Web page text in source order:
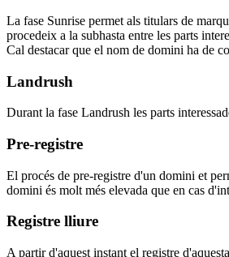
La fase Sunrise permet als titulars de
procedeix a la subhasta entre les parts
Cal destacar que el nom de domini ha de
Landrush
Durant la fase Landrush les parts
Pre-registre
El procés de pre-registre d'un domini et
domini és molt més elevada que en cas
Registre lliure
A partir d'aquest instant el registre